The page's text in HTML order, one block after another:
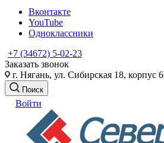
Вконтакте
YouTube
Одноклассники
+7 (34672) 5-02-23
Заказать звонок
г. Нягань, ул. Сибирская 18, корпус 6
Поиск
Войти